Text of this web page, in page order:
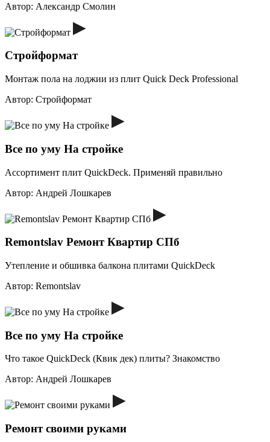
Автор: Александр Смолин
Стройформат
Монтаж пола на лоджии из плит Quick Deck Professional
Автор: Стройформат
Все по уму На стройке
Ассортимент плит QuickDeck. Применяй правильно
Автор: Андрей Лошкарев
Remontslav Ремонт Квартир СПб
Утепление и обшивка балкона плитами QuickDeck
Автор: Remontslav
Все по уму На стройке
Что такое QuickDeck (Квик дек) плиты? Знакомство
Автор: Андрей Лошкарев
Ремонт своими руками